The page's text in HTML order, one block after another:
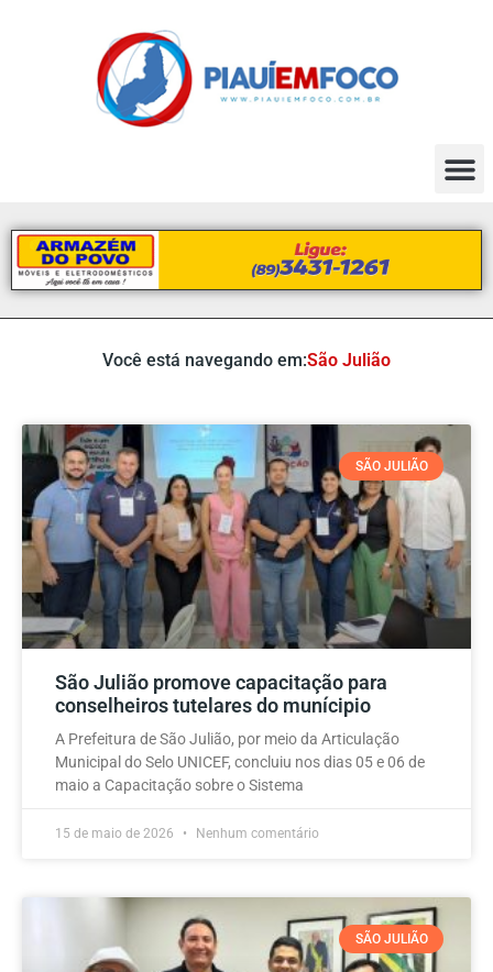
Você está navegando em:São Julião
SÃO JULIÃO
São Julião promove capacitação para
conselheiros tutelares do munícipio
A Prefeitura de São Julião, por meio da Articulação
Municipal do Selo UNICEF, concluiu nos dias 05 e 06 de
maio a Capacitação sobre o Sistema
15 de maio de 2026 Nenhum comentário
SÃO JULIÃO